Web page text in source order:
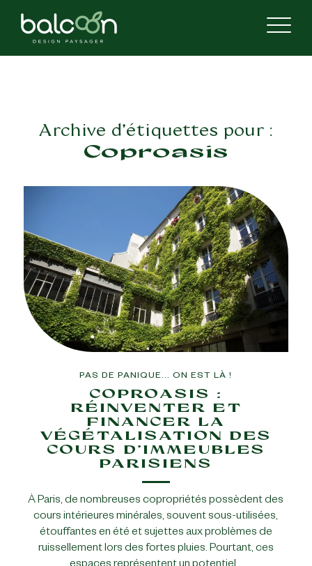
Archive d’étiquettes pour :
Coproasis
PAS DE PANIQUE... ON EST LÀ !
COPROASIS :
RÉINVENTER ET
FINANCER LA
VÉGÉTALISATION DES
COURS D’IMMEUBLES
PARISIENS
À Paris, de nombreuses copropriétés possèdent des
cours intérieures minérales, souvent sous-utilisées,
étouffantes en été et sujettes aux problèmes de
ruissellement lors des fortes pluies. Pourtant, ces